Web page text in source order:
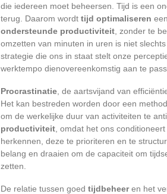
die iedereen moet beheersen. Tijd is een
terug. Daarom wordt tijd optimaliseren
ondersteunde productiviteit , zonder te
omzetten van minuten in uren is niet
strategie die ons in staat stelt onze
werktempo dienovereenkomstig aan te
Procrastinatie , de aartsvijand van
Het kan bestreden worden door een
om de werkelijke duur van activiteiten te
productiviteit , omdat het ons
herkennen, deze te prioriteren en te
belang en draaien om de capaciteit om
zetten.
De relatie tussen goed tijdbeheeren het